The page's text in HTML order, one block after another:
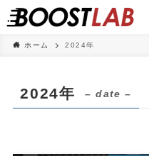
ホーム 2024年
2024年 – date –